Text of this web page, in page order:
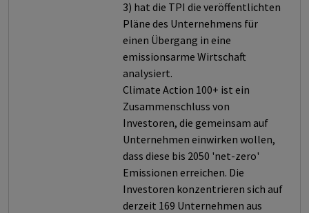
3) hat die TPI die veröffentlichten
Pläne des Unternehmens für
einen Übergang in eine
emissionsarme Wirtschaft
analysiert.
Climate Action 100+ ist ein
Zusammenschluss von
Investoren, die gemeinsam auf
Unternehmen einwirken wollen,
dass diese bis 2050 'net-zero'
Emissionen erreichen. Die
Investoren konzentrieren sich auf
derzeit 169 Unternehmen aus